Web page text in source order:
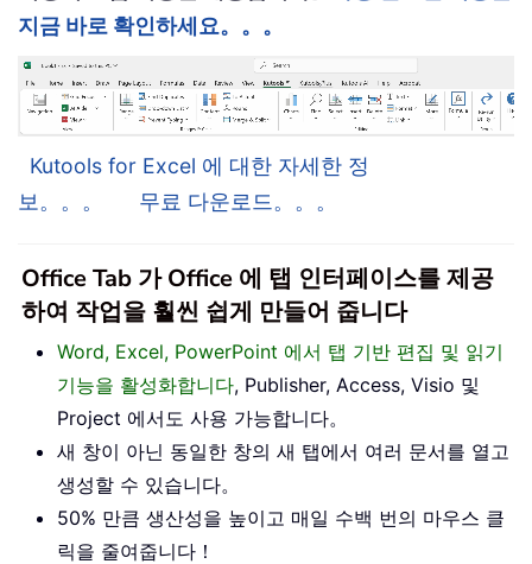
지금 바로 확인하세요。。。
Kutools for Excel 에 대한 자세한 정
보。。。
무료 다운로드。。。
Office Tab 가 Office 에 탭 인터페이스를 제공
하여 작업을 훨씬 쉽게 만들어 줍니다
Word, Excel, PowerPoint 에서 탭 기반 편집 및 읽기
기능을 활성화합니다, Publisher, Access, Visio 및
Project 에서도 사용 가능합니다。
새 창이 아닌 동일한 창의 새 탭에서 여러 문서를 열고
생성할 수 있습니다。
50% 만큼 생산성을 높이고 매일 수백 번의 마우스 클
릭을 줄여줍니다！